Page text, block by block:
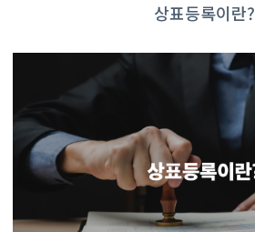
상표등록이란?